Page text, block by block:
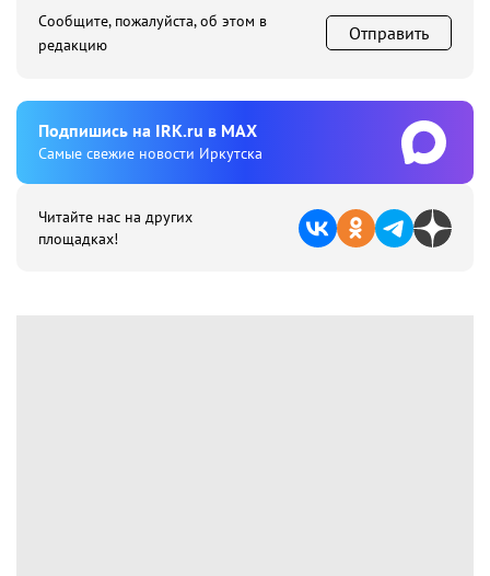
Сообщите, пожалуйста, об этом в
редакцию
Отправить
Подпишиcь на IRK.ru в MAX
Cамые свежие новости Иркутска
Читайте нас на других
площадках!